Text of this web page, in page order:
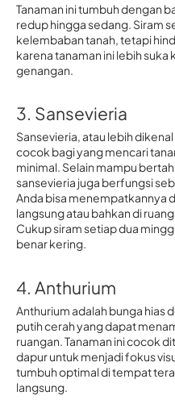
Tanaman ini tumbuh dengan
redup hingga sedang. Siram
kelembaban tanah, tetapi
karena tanaman ini lebih
genangan.
3. Sansevieria
Sansevieria, atau lebih
cocok bagi yang mencari
minimal. Selain mampu
sansevieria juga berfungsi
Anda bisa menempatkannya
langsung atau bahkan di
Cukup siram setiap dua
benar kering.
4. Anthurium
Anthurium adalah bunga hias
putih cerah yang dapat
ruangan. Tanaman ini cocok
dapur untuk menjadi fokus
tumbuh optimal di tempat
langsung.